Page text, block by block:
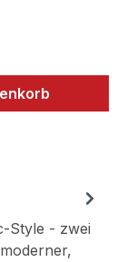
Style - zwei